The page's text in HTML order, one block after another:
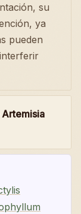
su
ya
pueden